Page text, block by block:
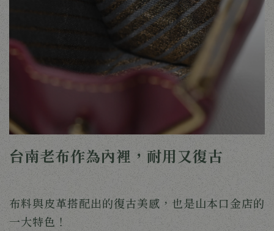
台南老布作為內裡，耐用又復古
布料與皮革搭配出的復古美感，也是山本口金店的
一大特色！